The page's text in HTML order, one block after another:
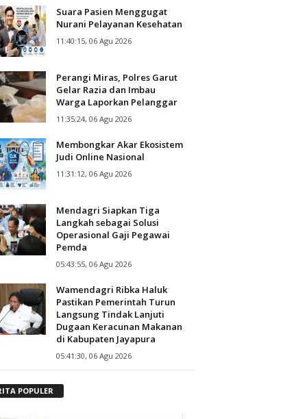
Suara Pasien Menggugat
Nurani Pelayanan Kesehatan
11:40:15, 06 Agu 2026
Perangi Miras, Polres Garut
Gelar Razia dan Imbau
Warga Laporkan Pelanggar
11:35:24, 06 Agu 2026
Membongkar Akar Ekosistem
Judi Online Nasional
11:31:12, 06 Agu 2026
Mendagri Siapkan Tiga
Langkah sebagai Solusi
Operasional Gaji Pegawai
Pemda
05:43:55, 06 Agu 2026
Wamendagri Ribka Haluk
Pastikan Pemerintah Turun
Langsung Tindak Lanjuti
Dugaan Keracunan Makanan
di Kabupaten Jayapura
05:41:30, 06 Agu 2026
POPULER